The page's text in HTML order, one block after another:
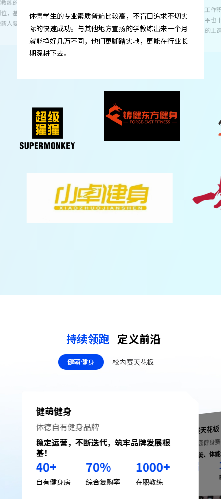
追求不切实
练出来一个月
能在行业长体德的学生工作积极主动，不仅具备过硬的专业素
养，服务水平也十分出色。有一套完善的服务流程，
以及标准化的上课体系。
们如何成为一个专
识，所以体德毕
应期短。
持续领跑 定义前沿
健萌健身 校内赛天花板
健萌健身
体德⾃有健身品牌
稳定运营，不断迭代，筑牢品牌发展根
基！
40+
自有健身房
70%
综合复购率
1000+
在职教练
校内赛天花板
打造校园健
覆盖健美、
届